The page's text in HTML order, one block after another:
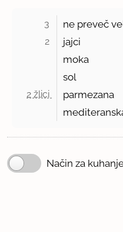
3 ne preveč
2
jajci
moka
sol
2 žlici
parmezana
Način za